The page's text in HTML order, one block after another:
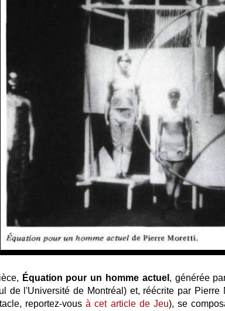
Équation pour un homme actuel , générée
de l'Université de Montréal) et, réécrite par
reportez-vousà cet article de Jeu), se